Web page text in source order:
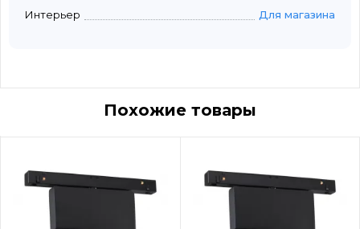
Интерьер
Для магазина
Похожие товары